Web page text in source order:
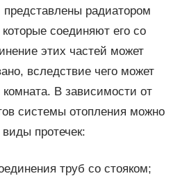
представлены радиатором
соединяют его со
этих частей может
вследствие чего может
В зависимости от
системы отопления можно
протечек:
труб со стояком;